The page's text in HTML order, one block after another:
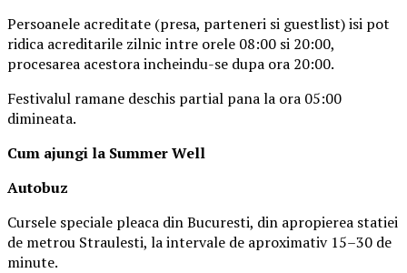
Persoanele acreditate (presa, parteneri si guestlist) isi pot
ridica acreditarile zilnic intre orele 08:00 si 20:00,
procesarea acestora incheindu-se dupa ora 20:00.
Festivalul ramane deschis partial pana la ora 05:00
dimineata.
Cum ajungi la Summer Well
Autobuz
Cursele speciale pleaca din Bucuresti, din apropierea statiei
de metrou Straulesti, la intervale de aproximativ 15–30 de
minute.